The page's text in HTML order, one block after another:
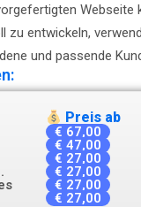
Webseite
zu entwickeln,
und passende
Preis ab
€ 67,00
€ 47,00
€ 27,00
€ 27,00
€ 27,00
€ 27,00